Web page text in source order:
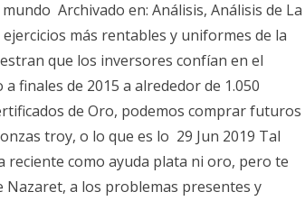
Archivado en: Análisis, Análisis de La
más rentables y uniformes de la
que los inversores confían en el
finales de 2015 a alrededor de 1.050
de Oro, podemos comprar futuros
troy, o lo que es lo 29 Jun 2019 Tal
como ayuda plata ni oro, pero te
Nazaret, a los problemas presentes y